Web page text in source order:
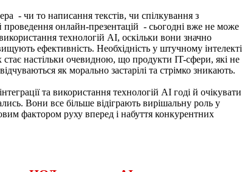
- чи то написання текстів, чи спілкування з
проведення онлайн-презентацій - сьогодні вже не може
використання технологій АІ, оскільки вони значно
ефективність. Необхідність у штучному інтелекті
стає настільки очевидною, що продукти IT-сфери, які не
як морально застарілі та стрімко зникають.
та використання технологій АІ годі й очікувати
Вони все більше відіграють вирішальну роль у
фактором руху вперед і набуття конкурентних